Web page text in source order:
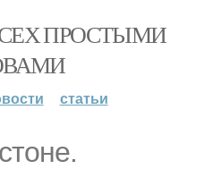
ПРОСТЫМИ
статьи